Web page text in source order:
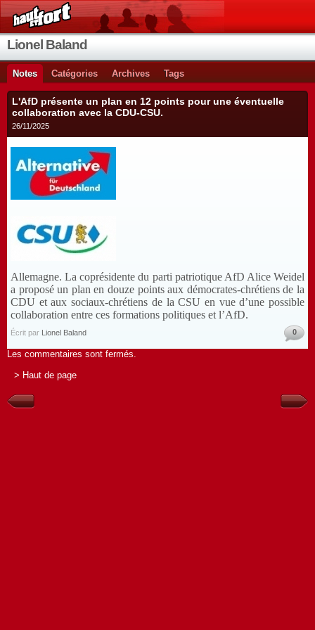
Lionel Baland
Notes Catégories Archives Tags
L'AfD présente un plan en 12 points pour une éventuelle
collaboration avec la CDU-CSU.
26/11/2025
Allemagne. La coprésidente du parti patriotique AfD Alice Weidel
a proposé un plan en douze points aux démocrates-chrétiens de la
CDU et aux sociaux-chrétiens de la CSU en vue d’une possible
collaboration entre ces formations politiques et l’AfD.
Écrit par Lionel Baland 0
Les commentaires sont fermés.
> Haut de page